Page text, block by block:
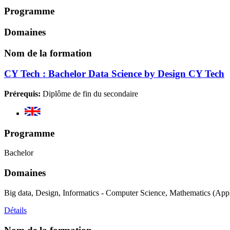
Programme
Domaines
Nom de la formation
CY Tech : Bachelor Data Science by Design CY Tech
Prérequis: Diplôme de fin du secondaire
Programme
Bachelor
Domaines
Big data, Design, Informatics - Computer Science, Mathematics
Détails